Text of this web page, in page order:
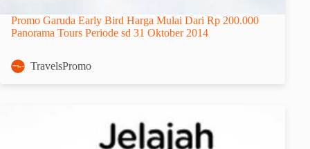
Promo Garuda Early Bird Harga Mulai Dari Rp 200.000
Panorama Tours Periode sd 31 Oktober 2014
TravelsPromo